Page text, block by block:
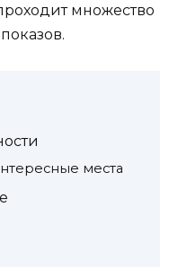
множество
места